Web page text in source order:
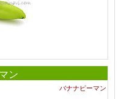
ン
バナナピーマン